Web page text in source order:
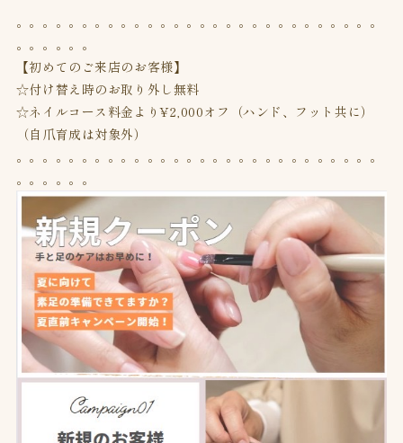
。。。。。。。。。。。。。。。。。。。。。。。。。。。。
。。。。。。
【初めてのご来店のお客様】
☆付け替え時のお取り外し無料
☆ネイルコース料金より¥2,000オフ（ハンド、フット共に）
（自爪育成は対象外）
。。。。。。。。。。。。。。。。。。。。。。。。。。。。
。。。。。。